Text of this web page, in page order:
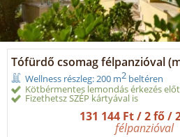
Tófürdő csomag félpanzióval
Wellness részleg: 200 m2 beltéren
Kötbérmentes lemondás érkezés
Fizethetsz SZÉP kártyával is
131 144 Ft / 2 fő /
félpanzióval